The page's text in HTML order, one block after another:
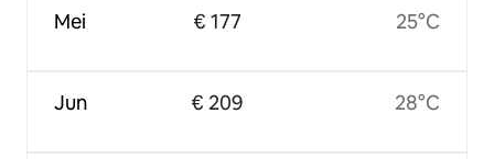
Mei
Jun
€ 177
€ 209
25°C
28°C